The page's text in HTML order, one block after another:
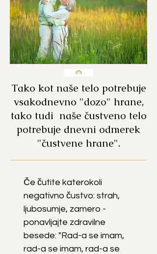
Tako kot naše telo potrebuje
vsakodnevno "dozo" hrane,
tako tudi naše čustveno telo
potrebuje dnevni odmerek
"čustvene hrane".
Če čutite katerokoli
negativno čustvo: strah,
ljubosumje, zamero -
ponavljajte zdravilne
besede: "Rad-a se imam,
rad-a se imam, rad-a se